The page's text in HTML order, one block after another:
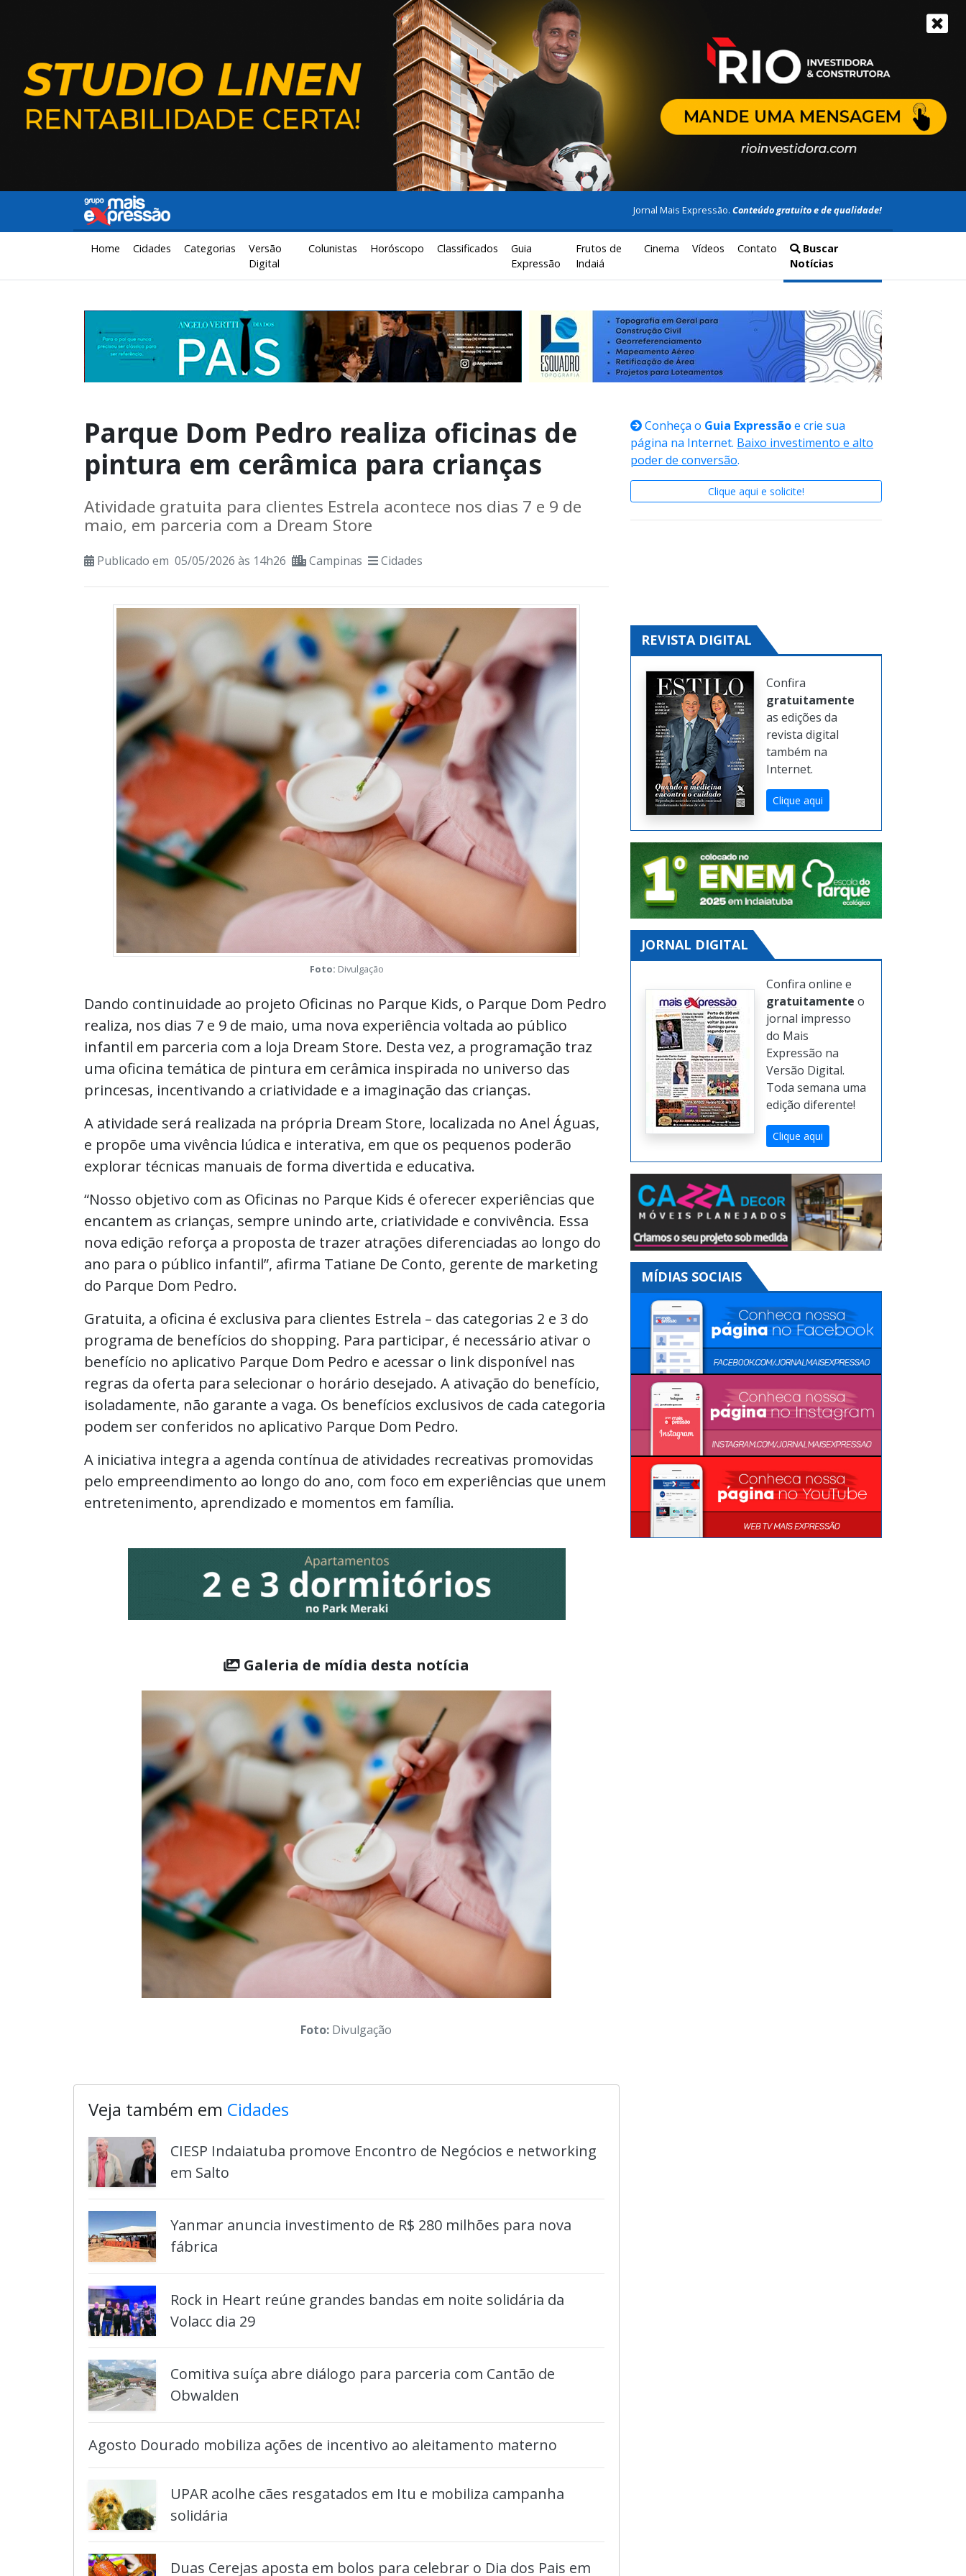
Jornal Mais Expressão. Conteúdo gratuito e de qualidade!
Home Cidades Categorias
Versão
Digital
Colunistas Horóscopo Classificados
Guia
Expressão
Frutos de
Indaiá
Cinema Vídeos Contato
Buscar
Notícias
Parque Dom Pedro realiza oficinas de
pintura em cerâmica para crianças
Atividade gratuita para clientes Estrela acontece nos dias 7 e 9 de
maio, em parceria com a Dream Store
Publicado em 05/05/2026 às 14h26 Campinas Cidades
Foto: Divulgação
Dando continuidade ao projeto Oficinas no Parque Kids, o Parque Dom Pedro
realiza, nos dias 7 e 9 de maio, uma nova experiência voltada ao público
infantil em parceria com a loja Dream Store. Desta vez, a programação traz
uma oficina temática de pintura em cerâmica inspirada no universo das
princesas, incentivando a criatividade e a imaginação das crianças.
A atividade será realizada na própria Dream Store, localizada no Anel Águas,
e propõe uma vivência lúdica e interativa, em que os pequenos poderão
explorar técnicas manuais de forma divertida e educativa.
“Nosso objetivo com as Oficinas no Parque Kids é oferecer experiências que
encantem as crianças, sempre unindo arte, criatividade e convivência. Essa
nova edição reforça a proposta de trazer atrações diferenciadas ao longo do
ano para o público infantil”, afirma Tatiane De Conto, gerente de marketing
do Parque Dom Pedro.
Gratuita, a oficina é exclusiva para clientes Estrela – das categorias 2 e 3 do
programa de benefícios do shopping. Para participar, é necessário ativar o
benefício no aplicativo Parque Dom Pedro e acessar o link disponível nas
regras da oferta para selecionar o horário desejado. A ativação do benefício,
isoladamente, não garante a vaga. Os benefícios exclusivos de cada categoria
podem ser conferidos no aplicativo Parque Dom Pedro.
A iniciativa integra a agenda contínua de atividades recreativas promovidas
pelo empreendimento ao longo do ano, com foco em experiências que unem
entretenimento, aprendizado e momentos em família.
Galeria de mídia desta notícia
Foto: Divulgação
Veja também em Cidades
CIESP Indaiatuba promove Encontro de Negócios e networking
em Salto
Yanmar anuncia investimento de R$ 280 milhões para nova
fábrica
Rock in Heart reúne grandes bandas em noite solidária da
Volacc dia 29
Comitiva suíça abre diálogo para parceria com Cantão de
Obwalden
Agosto Dourado mobiliza ações de incentivo ao aleitamento materno
UPAR acolhe cães resgatados em Itu e mobiliza campanha
solidária
Duas Cerejas aposta em bolos para celebrar o Dia dos Pais em
Conheça o Guia Expressãoe crie sua
página na Internet. Baixo investimento e alto
poder de conversão.
Clique aqui e solicite!
REVISTA DIGITAL
Confira
gratuitamente
as edições da
revista digital
também na
Internet.
Clique aqui
JORNAL DIGITAL
Confira online e
gratuitamente o
jornal impresso
do Mais
Expressão na
Versão Digital.
Toda semana uma
edição diferente!
Clique aqui
MÍDIAS SOCIAIS